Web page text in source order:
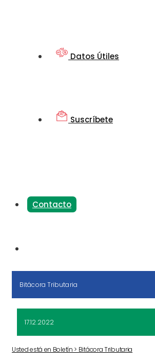
Datos Útiles
Suscríbete
Contacto
Bitácora Tributaria
17.12.2022
Usted está en Boletín > Bitácora Tributaria